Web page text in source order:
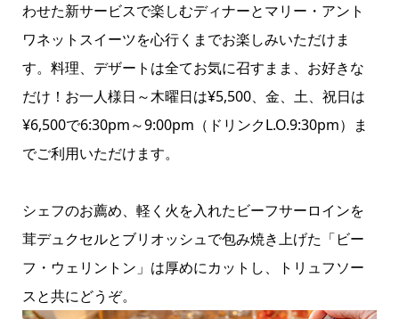
わせた新サービスで楽しむディナーとマリー・アント
ワネットスイーツを心行くまでお楽しみいただけま
す。料理、デザートは全てお気に召すまま、お好きな
だけ！お一人様日～木曜日は¥5,500、金、土、祝日は
¥6,500で6:30pm～9:00pm（ドリンクL.O.9:30pm）ま
でご利用いただけます。
シェフのお薦め、軽く火を入れたビーフサーロインを
茸デュクセルとブリオッシュで包み焼き上げた「ビー
フ・ウェリントン」は厚めにカットし、トリュフソー
スと共にどうぞ。